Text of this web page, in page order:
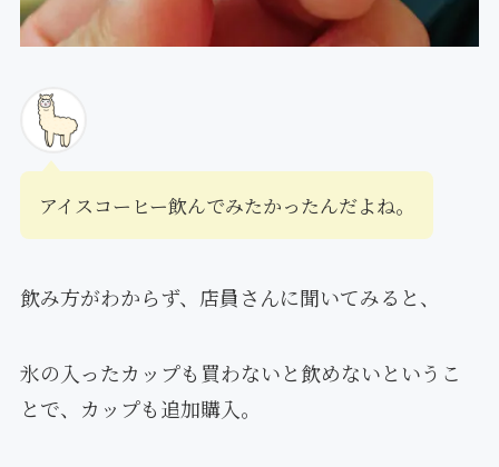
アイスコーヒー飲んでみたかったんだよね。
飲み方がわからず、店員さんに聞いてみると、
氷の入ったカップも買わないと飲めないというこ
とで、カップも追加購入。